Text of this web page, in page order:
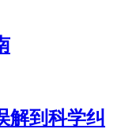
解到科学纠